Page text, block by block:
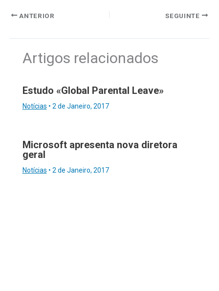
ANTERIOR SEGUINTE
Artigos relacionados
Estudo «Global Parental Leave»
Notícias • 2 de Janeiro, 2017
Microsoft apresenta nova diretora
geral
Notícias • 2 de Janeiro, 2017